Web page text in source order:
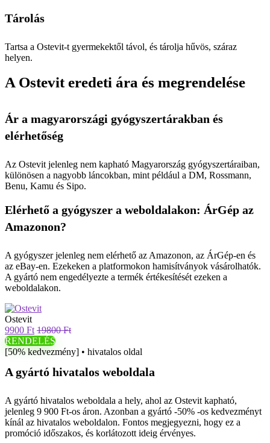
Tárolás
Tartsa a Ostevit-t gyermekektől távol, és tárolja hűvös, száraz
helyen.
A Ostevit eredeti ára és megrendelése
Ár a magyarországi gyógyszertárakban és
elérhetőség
Az Ostevit jelenleg nem kapható Magyarország gyógyszertáraiban,
különösen a nagyobb láncokban, mint például a DM, Rossmann,
Benu, Kamu és Sipo.
Elérhető a gyógyszer a weboldalakon: ÁrGép az
Amazonon?
A gyógyszer jelenleg nem elérhető az Amazonon, az ÁrGép-en és
az eBay-en. Ezekeken a platformokon hamisítványok vásárolhatók.
A gyártó nem engedélyezte a termék értékesítését ezeken a
weboldalakon.
Ostevit
9900 Ft 19800 Ft
RENDELÉS
[50% kedvezmény] • hivatalos oldal
A gyártó hivatalos weboldala
A gyártó hivatalos weboldala a hely, ahol az Ostevit kapható,
jelenleg 9 900 Ft-os áron. Azonban a gyártó -50% -os kedvezményt
kínál az hivatalos weboldalon. Fontos megjegyezni, hogy ez a
promóció időszakos, és korlátozott ideig érvényes.